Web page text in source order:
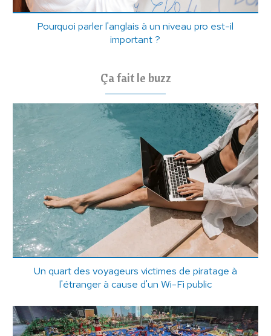
Pourquoi parler l'anglais à un niveau pro est-il
important ?
Ça fait le buzz
Un quart des voyageurs victimes de piratage à
l'étranger à cause d'un Wi-Fi public